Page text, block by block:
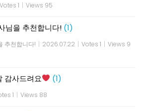
Votes 1 | Views 95
님을 추천합니다! (1)
추천합니다! | 2026.07.22 | Votes 1 | Views 9
감사드려요 (1)
1 | Views 88